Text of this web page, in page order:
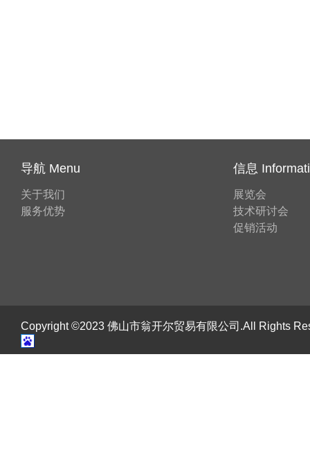
导航 Menu
关于我们
服务优势
信息
展览会
技术研讨会
促销活动
Copyright ©2023 佛山市翁开尔贸易有限公司.All Rights